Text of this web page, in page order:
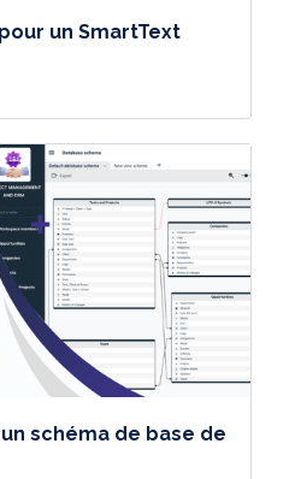
un SmartText
schéma de base de